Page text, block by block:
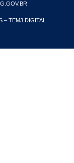
– TEM3.DIGITAL